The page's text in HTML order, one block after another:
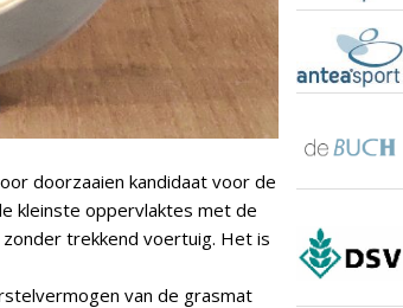
doorzaaien kandidaat voor de
kleinste oppervlaktes met de
trekkend voertuig. Het is
van de grasmat